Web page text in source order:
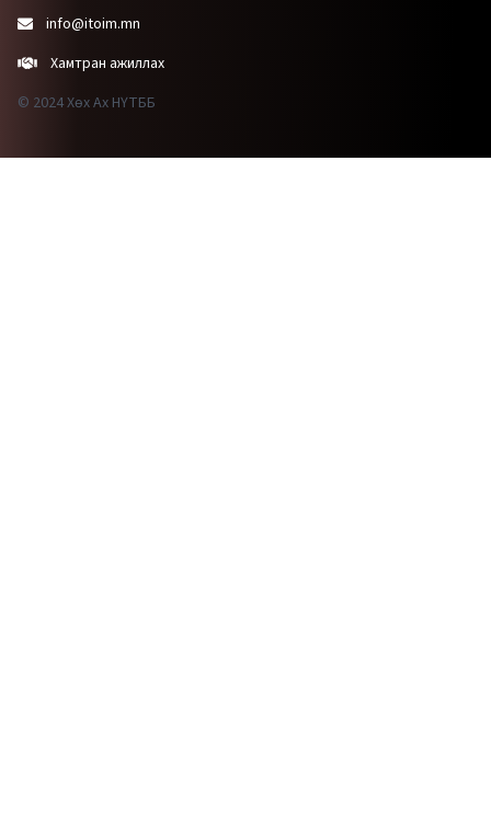
info@itoim.mn
Хамтран ажиллах
© 2024 Хөх Ах НҮТББ